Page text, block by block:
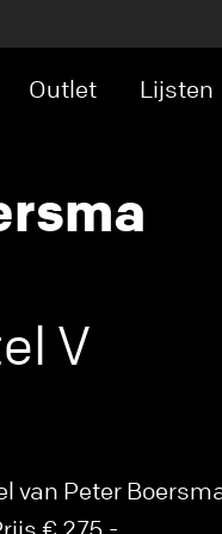
Outlet Lijsten
V
van Peter